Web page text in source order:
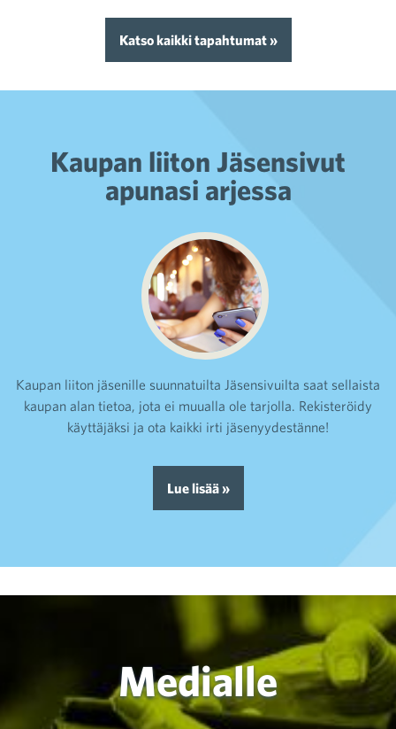
Katso kaikki tapahtumat »
Kaupan liiton Jäsensivut
apunasi arjessa
Kaupan liiton jäsenille suunnatuilta Jäsensivuilta saat sellaista
kaupan alan tietoa, jota ei muualla ole tarjolla. Rekisteröidy
käyttäjäksi ja ota kaikki irti jäsenyydestänne!
Lue lisää »
Medialle